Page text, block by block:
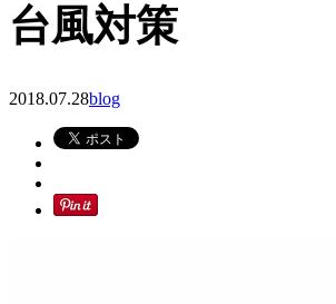
台風対策
2018.07.28blog